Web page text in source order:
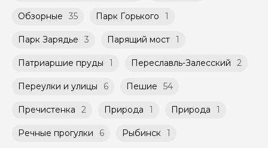
Обзорные 35 Парк Горького 1
Парк Зарядье 3 Парящий мост 1
Патриаршие пруды 1 Переславль-Залесский 2
Переулки и улицы 6 Пешие 54
Пречистенка 2 Природа 1 Природа 1
Речные прогулки 6 Рыбинск 1